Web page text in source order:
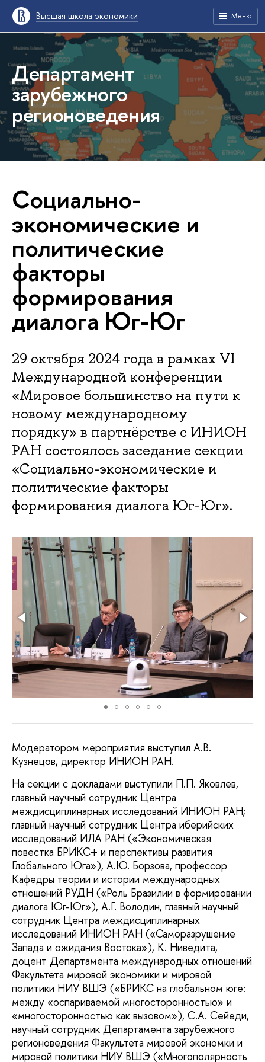
Высшая школа экономики Меню
Департамент
зарубежного
регионоведения
Социально-
экономические и
политические
факторы
формирования
диалога Юг-Юг
29 октября 2024 года в рамках VI
Международной конференции
«Мировое большинство на пути к
новому международному
порядку» в партнёрстве с ИНИОН
РАН состоялось заседание секции
«Социально-экономические и
политические факторы
формирования диалога Юг-Юг».
Модератором мероприятия выступил А.В.
Кузнецов, директор ИНИОН РАН.
На секции с докладами выступили П.П. Яковлев,
главный научный сотрудник Центра
междисциплинарных исследований ИНИОН РАН;
главный научный сотрудник Центра иберийских
исследований ИЛА РАН («Экономическая
повестка БРИКС+ и перспективы развития
Глобального Юга»), А.Ю. Борзова, профессор
Кафедры теории и истории международных
отношений РУДН («Роль Бразилии в формировании
диалога Юг-Юг»), А.Г. Володин, главный научный
сотрудник Центра междисциплинарных
исследований ИНИОН РАН («Саморазрушение
Запада и ожидания Востока»), К. Ниведита,
доцент Департамента международных отношений
Факультета мировой экономики и мировой
политики НИУ ВШЭ («БРИКС на глобальном юге:
между «оспариваемой многосторонностью» и
«многосторонностью как вызовом»), С.А. Сейеди,
научный сотрудник Департамента зарубежного
регионоведения Факультета мировой экономки и
мировой политики НИУ ВШЭ («Многополярность